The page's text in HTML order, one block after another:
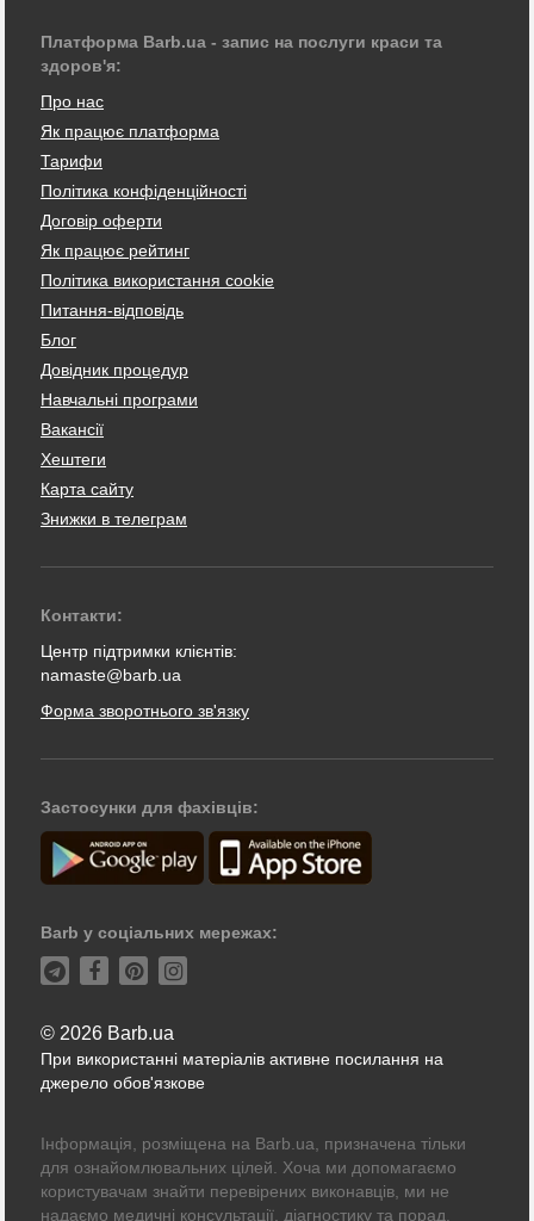
Платформа Barb.ua - запис на послуги краси та
здоров'я:
Про нас
Як працює платформа
Тарифи
Політика конфіденційності
Договір оферти
Як працює рейтинг
Політика використання cookie
Питання-відповідь
Блог
Довідник процедур
Навчальні програми
Вакансії
Хештеги
Карта сайту
Знижки в телеграм
Контакти:
Центр підтримки клієнтів:
namaste@barb.ua
Форма зворотнього зв'язку
Застосунки для фахівців:
Barb у соціальних мережах:
© 2026 Barb.ua
При використанні матеріалів активне посилання на
джерело обов'язкове
Інформація, розміщена на Barb.ua, призначена тільки
для ознайомлювальних цілей. Хоча ми допомагаємо
користувачам знайти перевірених виконавців, ми не
надаємо медичні консультації, діагностику та порад.